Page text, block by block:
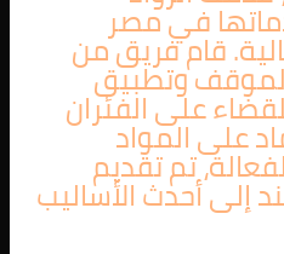
في مصر
قام فريق من
وتطبيق
على الفئران
على المواد
تم تقديم
إلى أحدث الأساليب